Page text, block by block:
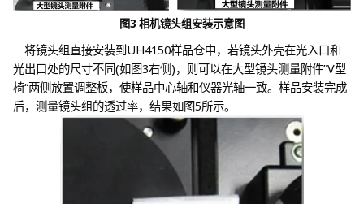
图3 相机镜头组安装示意图
将镜头组直接安装到UH4150样品仓中，若镜头外壳在光入口和
光出口处的尺寸不同(如图3右侧)，则可以在大型镜头测量附件”V型
椅“两侧放置调整板，使样品中心轴和仪器光轴一致。样品安装完成
后，测量镜头组的透过率，结果如图5所示。